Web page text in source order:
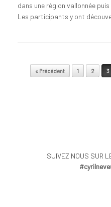
dans une région vallonnée
Les participants y ont
« Précédent 1 2 3
SUIVEZ NOUS SUR